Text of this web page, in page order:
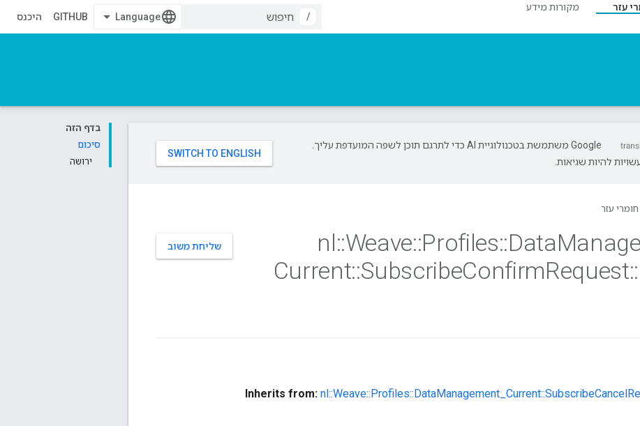
עזר
מקורות מידע
/
GITHUB היכנס
בדף הזה
סיכום
ירושה
‫Google משתמשת בטכנולוגיית AI כדי לתרגם תוכן לשפה המועדפת עליך.
להיות שגיאות.
חומרי עזר
שליחת משוב nl::Weave::Profiles::Data
Current::SubscribeConfirmRequest::
Inherits from: